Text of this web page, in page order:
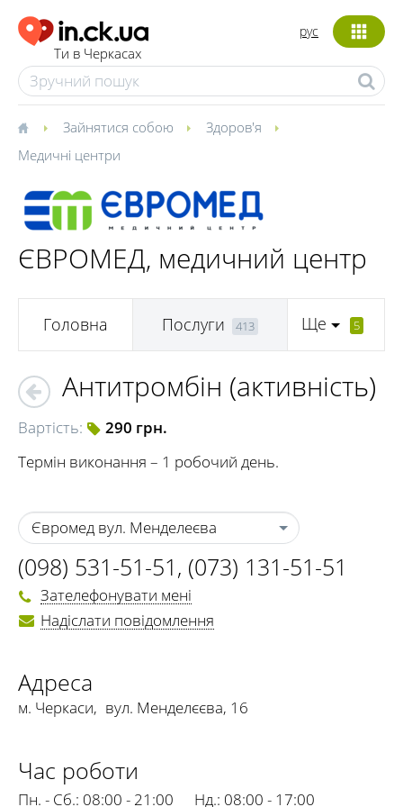
Ти в Черкасах
рус
Зайнятися собою
Здоров'я
Медичні центри
ЄВРОМЕД, медичний центр
Головна Послуги 413 Ще 5
Антитромбін (активність)
Вартість:
290 грн.
Термін виконання – 1 робочий день.
Євромед вул. Менделеєва
(098) 531-51-51, (073) 131-51-51
Зателефонувати мені
Надіслати повідомлення
Адреса
м. Черкаси, вул. Менделєєва, 16
Час роботи
Пн. - Сб.: 08:00 - 21:00 Нд.: 08:00 - 17:00